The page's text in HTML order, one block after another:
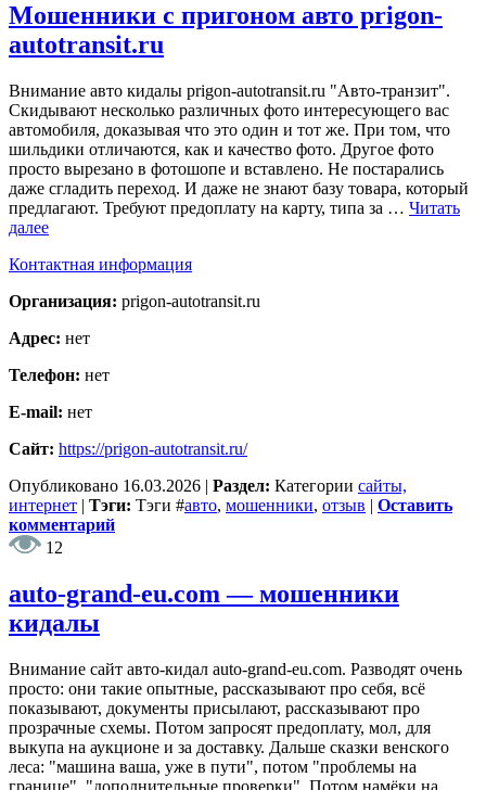
Мошенники с пригоном авто prigon-
autotransit.ru
Внимание авто кидалы prigon-autotransit.ru "Авто-транзит".
Скидывают несколько различных фото интересующего вас
автомобиля, доказывая что это один и тот же. При том, что
шильдики отличаются, как и качество фото. Другое фото
просто вырезано в фотошопе и вставлено. Не постарались
даже сгладить переход. И даже не знают базу товара, который
предлагают. Требуют предоплату на карту, типа за … Читать
далее
Контактная информация
Организация: prigon-autotransit.ru
Адрес: нет
Телефон: нет
E-mail: нет
Сайт: https://prigon-autotransit.ru/
Опубликовано 16.03.2026 | Раздел: Категории сайты,
интернет | Тэги: Тэги #авто, мошенники, отзыв | Оставить
комментарий
12
auto-grand-eu.com — мошенники
кидалы
Внимание сайт авто-кидал auto-grand-eu.com. Разводят очень
просто: они такие опытные, рассказывают про себя, всё
показывают, документы присылают, рассказывают про
прозрачные схемы. Потом запросят предоплату, мол, для
выкупа на аукционе и за доставку. Дальше сказки венского
леса: "машина ваша, уже в пути", потом "проблемы на
границе", "дополнительные проверки". Потом намёки на